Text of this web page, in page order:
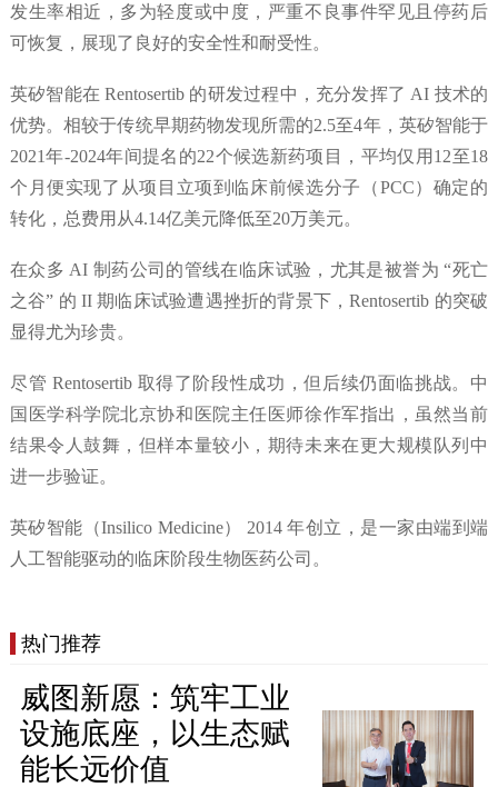
发生率相近，多为轻度或中度，严重不良事件罕见且停药后
可恢复，展现了良好的安全性和耐受性。
英矽智能在 Rentosertib 的研发过程中，充分发挥了 AI 技术的
优势。相较于传统早期药物发现所需的2.5至4年，英矽智能于
2021年-2024年间提名的22个候选新药项目，平均仅用12至18
个月便实现了从项目立项到临床前候选分子（PCC）确定的
转化，总费用从4.14亿美元降低至20万美元。
在众多 AI 制药公司的管线在临床试验，尤其是被誉为 “死亡
之谷” 的 II 期临床试验遭遇挫折的背景下，Rentosertib 的突破
显得尤为珍贵。
尽管 Rentosertib 取得了阶段性成功，但后续仍面临挑战。中
国医学科学院北京协和医院主任医师徐作军指出，虽然当前
结果令人鼓舞，但样本量较小，期待未来在更大规模队列中
进一步验证。
英矽智能（Insilico Medicine） 2014 年创立，是一家由端到端
人工智能驱动的临床阶段生物医药公司。
热门推荐
威图新愿：筑牢工业
设施底座，以生态赋
能长远价值